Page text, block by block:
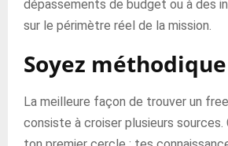
dépassements de budget ou à des
sur le périmètre réel de la mission.
Soyez méthodique
La meilleure façon de trouver un
consiste à croiser plusieurs sources.